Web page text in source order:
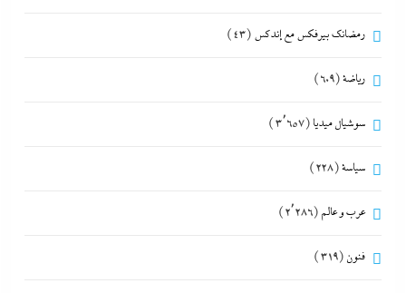
رمضانك بيرفكس مع إندكس (43)
رياضة(609)
سوشيال ميديا (3٬657)
سياسة(228)
عرب و عالم (2٬286)
فنون (319)